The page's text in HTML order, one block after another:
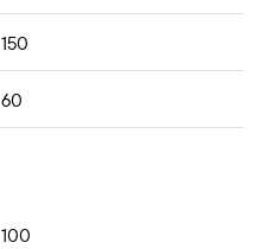
150
60
100